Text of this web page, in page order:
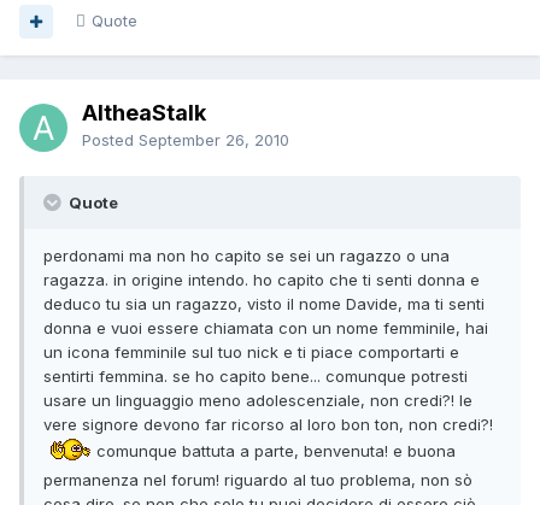
Quote
AltheaStalk
Posted September 26, 2010
Quote
perdonami ma non ho capito se sei un ragazzo o una
ragazza. in origine intendo. ho capito che ti senti donna e
deduco tu sia un ragazzo, visto il nome Davide, ma ti senti
donna e vuoi essere chiamata con un nome femminile, hai
un icona femminile sul tuo nick e ti piace comportarti e
sentirti femmina. se ho capito bene... comunque potresti
usare un linguaggio meno adolescenziale, non credi?! le
vere signore devono far ricorso al loro bon ton, non credi?!
comunque battuta a parte, benvenuta! e buona
permanenza nel forum! riguardo al tuo problema, non sò